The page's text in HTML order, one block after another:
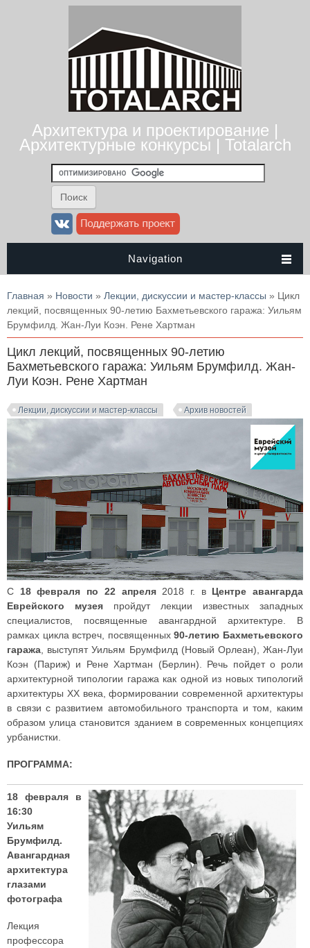
Архитектура и проектирование |
Архитектурные конкурсы | Totalarch
Navigation
Вы здесь
Главная » Новости » Лекции, дискуссии и мастер-классы » Цикл
лекций, посвященных 90-летию Бахметьевского гаража: Уильям
Брумфилд. Жан-Луи Коэн. Рене Хартман
Цикл лекций, посвященных 90-летию
Бахметьевского гаража: Уильям Брумфилд. Жан-
Луи Коэн. Рене Хартман
Лекции, дискуссии и мастер-классы Архив новостей
С 18 февраля по 22 апреля2018 г. в Центре авангарда
Еврейского музея пройдут лекции известных западных
специалистов, посвященные авангардной архитектуре. В
рамках цикла встреч, посвященных90-летию Бахметьевского
гаража , выступят Уильям Брумфилд (Новый Орлеан), Жан-Луи
Коэн (Париж) и Рене Хартман (Берлин). Речь пойдет о роли
архитектурной типологии гаража как одной из новых типологий
архитектуры ХХ века, формировании современной архитектуры
в связи с развитием автомобильного транспорта и том, каким
образом улица становится зданием в современных концепциях
урбанистки.
ПРОГРАММА:
18 февраля в
16:30
Уильям
Брумфилд.
Авангардная
архитектура
глазами
фотографа
Лекция
профессора